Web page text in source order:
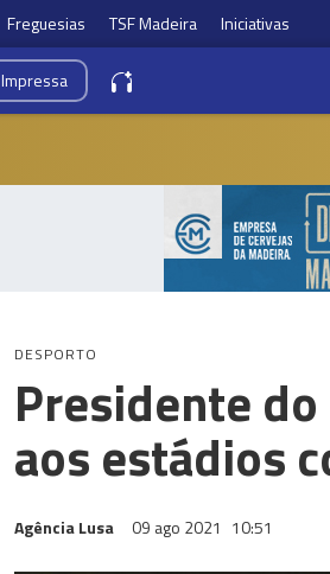
Freguesias TSF Madeira Iniciativas
Impressa
DESPORTO
Presidente
aos estádios
Agência Lusa 09 ago 2021 10:51